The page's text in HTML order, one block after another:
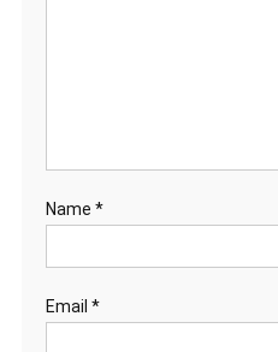
Name *
Email *